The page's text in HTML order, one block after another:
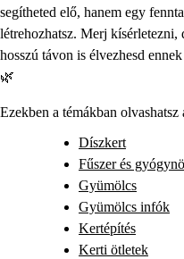
segítheted elő, hanem egy
létrehozhatsz. Merj
hosszú távon is élvezhesd
🌿
Ezekben a témákban olvashatsz
Díszkert
Fűszer és
Gyümölcs
Gyümölcs infók
Kertépítés
Kerti ötletek